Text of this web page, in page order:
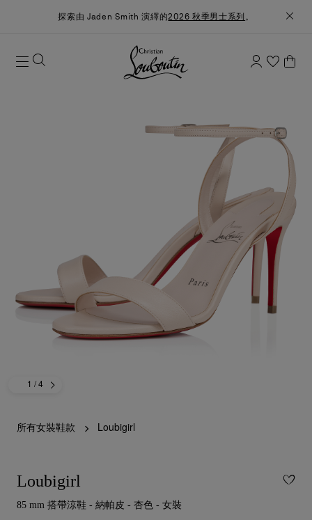
探索由 Jaden Smith 演繹的2026 秋季男士系列 。
1 / 4
所有女裝鞋款 Loubigirl
Loubigirl
85 mm 搭帶涼鞋 - 納帕皮 - 杏色 - 女裝